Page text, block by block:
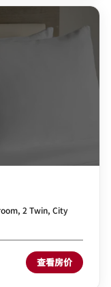
2 Twin, City
查看房价